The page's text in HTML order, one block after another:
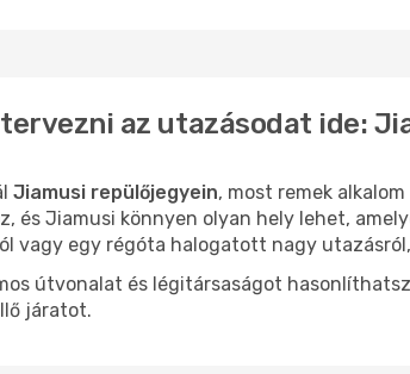
az utazásodat ide:
Jiamusi repülőjegyein, most remek
és Jiamusi könnyen olyan hely lehet,
vagy egy régóta halogatott nagy
útvonalat és légitársaságot
járatot.